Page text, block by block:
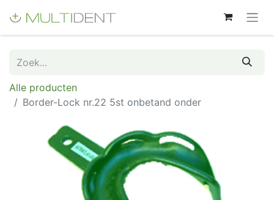
Alle producten
Border-Lock nr.22 5st onbetand onder